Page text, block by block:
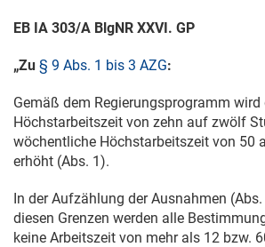
EB IA 303/A BlgNR XXVI. GP
„Zu § 9 Abs. 1 bis 3 AZG:
Gemäß dem Regierungsprogramm
Höchstarbeitszeit von zehn auf zwölf
wöchentliche Höchstarbeitszeit von 50
erhöht (Abs. 1).
In der Aufzählung der Ausnahmen
diesen Grenzen werden alle
keine Arbeitszeit von mehr als 12 bzw.